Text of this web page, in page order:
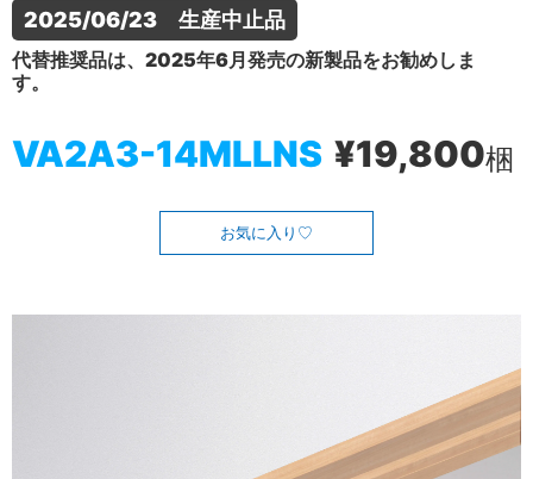
2025/06/23　生産中止品
代替推奨品は、2025年6月発売の新製品をお勧めしま
す。
VA2A3-14MLLNS ¥19,800梱
お気に入り